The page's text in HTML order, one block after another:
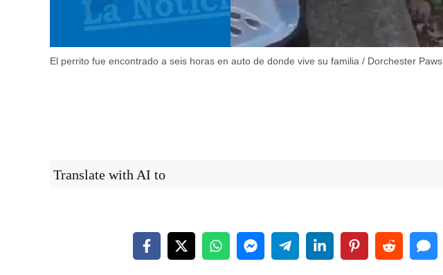
El perrito fue encontrado a seis horas en auto de donde vive su familia / Dorchester Paws
Translate with AI to